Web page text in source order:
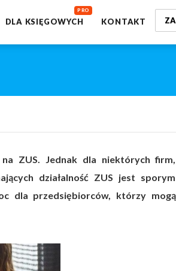
DLA KSIĘGOWYCH KONTAKT
ZUS. Jednak dla niektórych firm,
działalność ZUS jest sporym
dla przedsiębiorców, którzy mogą